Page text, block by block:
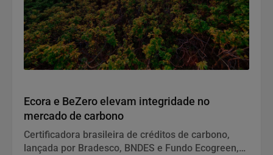
Ecora e BeZero elevam integridade no
mercado de carbono
Certificadora brasileira de créditos de carbono,
lançada por Bradesco, BNDES e Fundo Ecogreen,